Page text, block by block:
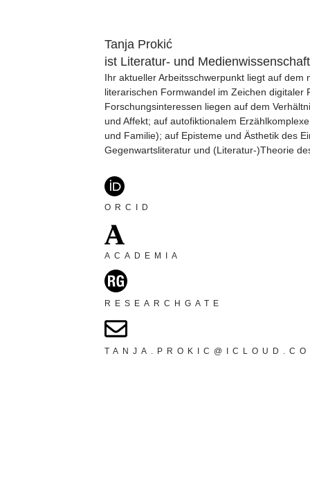
Tanja Prokić
ist Literatur- und
Ihr aktueller Arbeitsschwerpunkt liegt auf dem
literarischen Formwandel im Zeichen digitaler
Forschungsinteressen liegen auf dem
und Affekt; auf autofiktionalem
und Familie); auf Episteme und Ästhetik des
Gegenwartsliteratur und (Literatur-)Theorie
ORCID
ACADEMIA
RESEARCHGATE